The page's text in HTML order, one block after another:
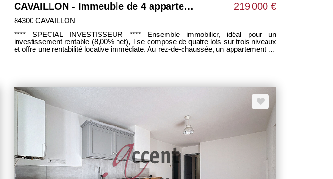
CAVAILLON - Immeuble de 4 appartements 219 000 €
84300 CAVAILLON
**** SPECIAL INVESTISSEUR **** Ensemble immobilier, idéal pour un
investissement rentable (8,00% net), il se compose de quatre lots sur trois niveaux
et offre une rentabilité locative immédiate. Au rez-de-chaussée, un appartement T2
rapide et d'optimiser le rendement global. Le patrimoine génère ainsi des revenus
locatifs mensuels totalisant 1 590 €, avec une stabilité qualitative démontrée par les
loyers en place et le potentiel d'occupation du second studio. Le plus de cet
immeuble est son emplacement idéal ! Il se situe en plein centre-ville de Cavaillon
à proximité immédiate d'un parking et de toutes les commodités.